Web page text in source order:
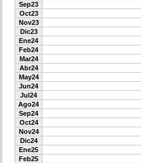
Sep23
Oct23
Nov23
Dic23
Ene24
Feb24
Mar24
Abr24
May24
Jun24
Jul24
Ago24
Sep24
Oct24
Nov24
Dic24
Ene25
Feb25